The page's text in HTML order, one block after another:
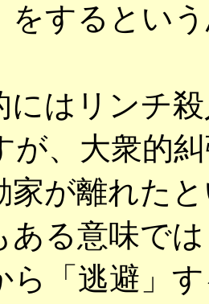
をするとい
リンチ殺
が、大衆的
離れたと
意味では
ら「逃避」